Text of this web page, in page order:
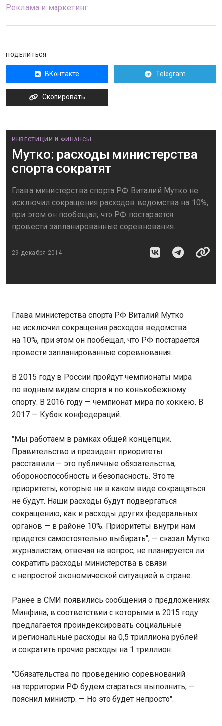
Реклама и маркетинг
ПОДЕЛИТЬСЯ
ВКонтакте Telegram
Скопировать
ИНВЕСТИЦИИ И ФИНАНСЫ
Мутко: расходы министерства
спорта сократят
Глава министерства спорта РФ Виталий Мутко не
исключил сокращения расходов ведомства на 10%,
при этом он пообещал, что РФ постарается
провести запланированные соревнования.
29 декабря 2014
Глава министерства спорта РФ Виталий Мутко
не исключил сокращения расходов ведомства
на 10%, при этом он пообещал, что РФ постарается
провести запланированные соревнования.
В 2015 году в России пройдут чемпионаты мира
по водным видам спорта и по конькобежному
спорту. В 2016 году — чемпионат мира по хоккею. В
2017 — Кубок конфедераций.
"Мы работаем в рамках общей концепции.
Правительство и президент приоритеты
расставили — это публичные обязательства,
обороноспособность и безопасность. Это те
приоритеты, которые ни в каком виде сокращаться
не будут. Наши расходы будут подвергаться
сокращению, как и расходы других федеральных
органов — в районе 10%. Приоритеты внутри нам
придется самостоятельно выбирать", — сказал Мутко
журналистам, отвечая на вопрос, не планируется ли
сократить расходы министерства в связи
с непростой экономической ситуацией в стране.
Ранее в СМИ появились сообщения о предложениях
Минфина, в соответствии с которыми в 2015 году
предлагается проиндексировать социальные
и региональные расходы на 0,5 триллиона рублей
и сократить прочие расходы на 1 триллион.
"Обязательства по проведению соревнований
на территории РФ будем стараться выполнить, —
пояснил министр. — Но это будет непросто".